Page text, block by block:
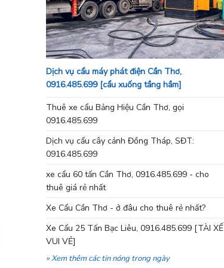
Dịch vụ cẩu máy phát điện Cần Thơ,
0916.485.699 [cẩu xuống tầng hầm]
Thuê xe cẩu Bảng Hiệu Cần Thơ, gọi
0916.485.699
Dịch vụ cẩu cây cảnh Đồng Tháp, SĐT:
0916.485.699
xe cẩu 60 tấn Cần Thơ, 0916.485.699 - cho
thuê giá rẻ nhất
Xe Cẩu Cần Thơ - ở đâu cho thuê rẻ nhất?
Xe Cẩu 25 Tấn Bạc Liêu, 0916.485.699 [TÀI XẾ
VUI VẺ]
» Xem thêm các tin nóng trong ngày